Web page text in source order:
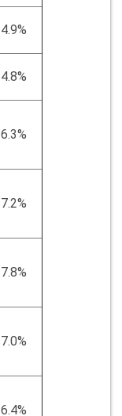
4.9%
4.8%
6.3%
7.2%
7.8%
7.0%
6.4%